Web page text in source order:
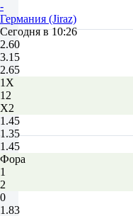
-
Германия (Jiraz)
Сегодня в 10:26
2.60
3.15
2.65
1X
12
X2
1.45
1.35
1.45
Фора
1
2
0
1.83